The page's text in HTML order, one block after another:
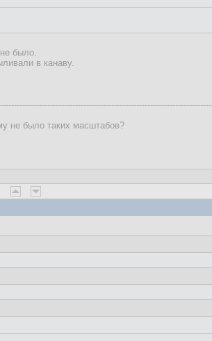
было.
в канаву.
не было таких масштабов?